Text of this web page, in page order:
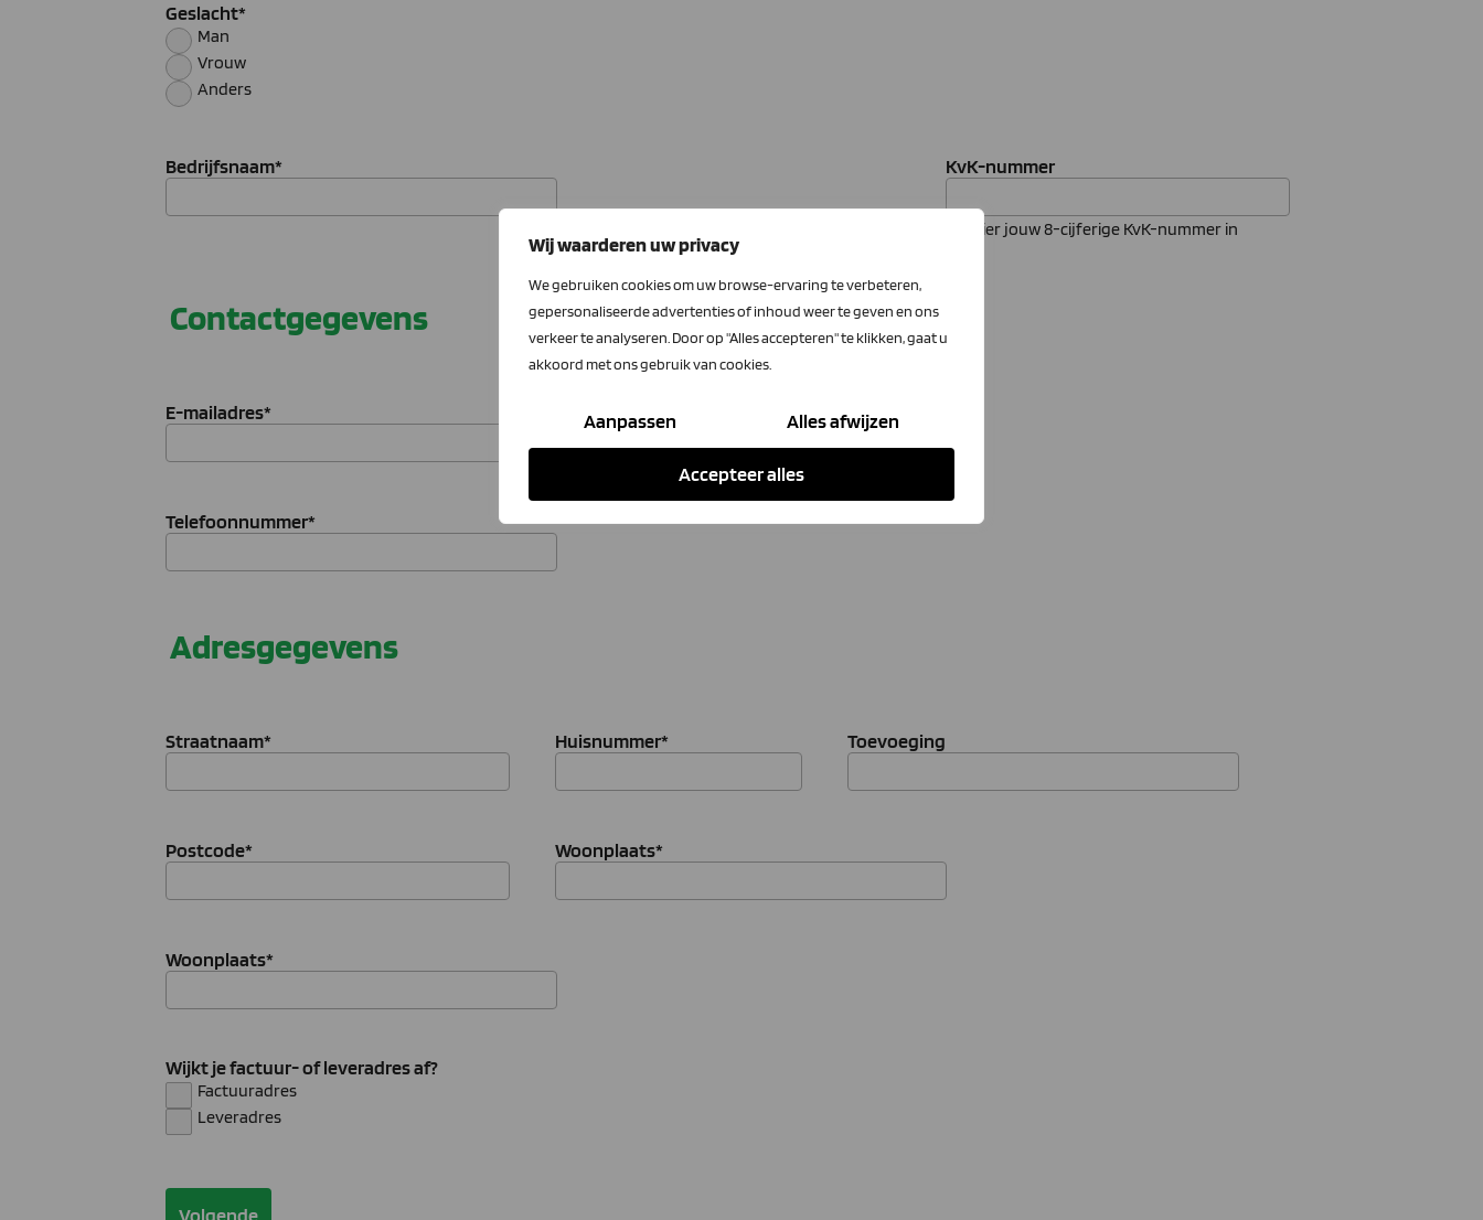
Wij waarderen uw privacy
We gebruiken cookies om uw browse-ervaring te verbeteren,
gepersonaliseerde advertenties of inhoud weer te geven en ons
verkeer te analyseren. Door op "Alles accepteren" te klikken, gaat u
akkoord met ons gebruik van cookies.
Aanpassen Alles afwijzen
Accepteer alles
Geslacht*
Man
Vrouw
Anders
Bedrijfsnaam* KvK-nummer
Vul hier jouw 8-cijferige KvK-nummer in
Contactgegevens
E-mailadres*
Telefoonnummer*
Adresgegevens
Straatnaam* Huisnummer* Toevoeging
Postcode* Woonplaats*
Woonplaats*
Wijkt je factuur- of leveradres af?
Factuuradres
Leveradres